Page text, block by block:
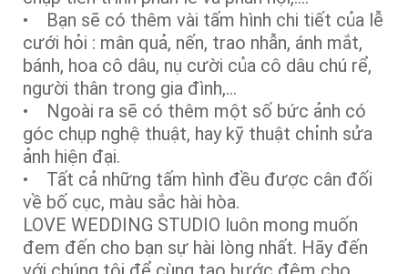
• Bạn sẽ có thêm vài tấm hình chi tiết của lễ
cưới hỏi : mân quả, nến, trao nhẫn, ánh mắt,
bánh, hoa cô dâu, nụ cười của cô dâu chú rể,
người thân trong gia đình,…
• Ngoài ra sẽ có thêm một số bức ảnh có
góc chụp nghệ thuật, hay kỹ thuật chỉnh sửa
ảnh hiện đại.
• Tất cả những tấm hình đều được cân đối
về bố cục, màu sắc hài hòa.
LOVE WEDDING STUDIO luôn mong muốn
đem đến cho bạn sự hài lòng nhất. Hãy đến